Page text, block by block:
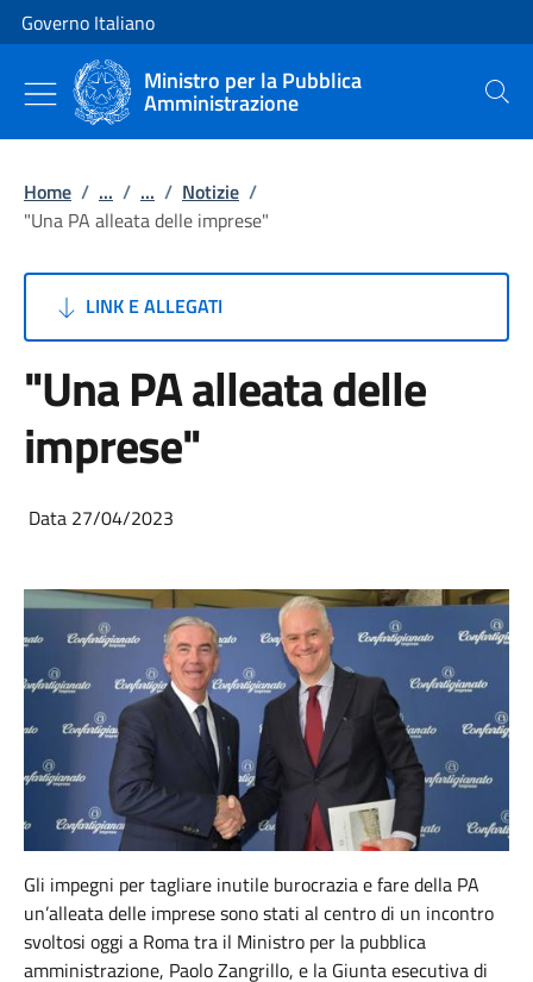
Vai al contenuto
Vai alla navigazione del sito
Governo Italiano
Ministro per la Pubblica
Amministrazione Cerca
Home / ... / ... / Notizie /
"Una PA alleata delle imprese"
LINK E ALLEGATI
"Una PA alleata delle
imprese"
Data 27/04/2023
Gli impegni per tagliare inutile burocrazia e fare della PA
un’alleata delle imprese sono stati al centro di un incontro
svoltosi oggi a Roma tra il Ministro per la pubblica
amministrazione, Paolo Zangrillo, e la Giunta esecutiva di